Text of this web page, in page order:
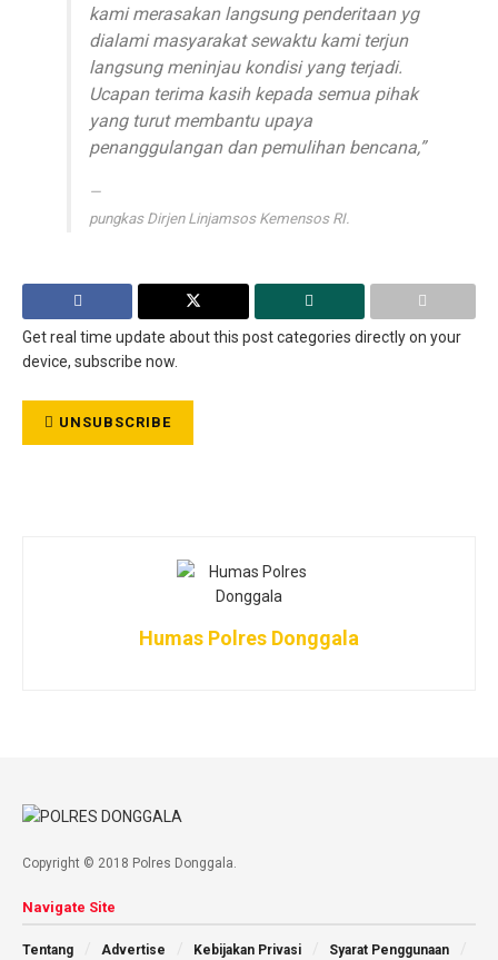
kami merasakan langsung penderitaan yg
dialami masyarakat sewaktu kami terjun
langsung meninjau kondisi yang terjadi.
Ucapan terima kasih kepada semua pihak
yang turut membantu upaya
penanggulangan dan pemulihan bencana,”
pungkas Dirjen Linjamsos Kemensos RI.
Get real time update about this post categories directly on your
device, subscribe now.
UNSUBSCRIBE
Humas Polres Donggala
Copyright © 2018 Polres Donggala.
Navigate Site
Tentang Advertise Kebijakan Privasi Syarat Penggunaan